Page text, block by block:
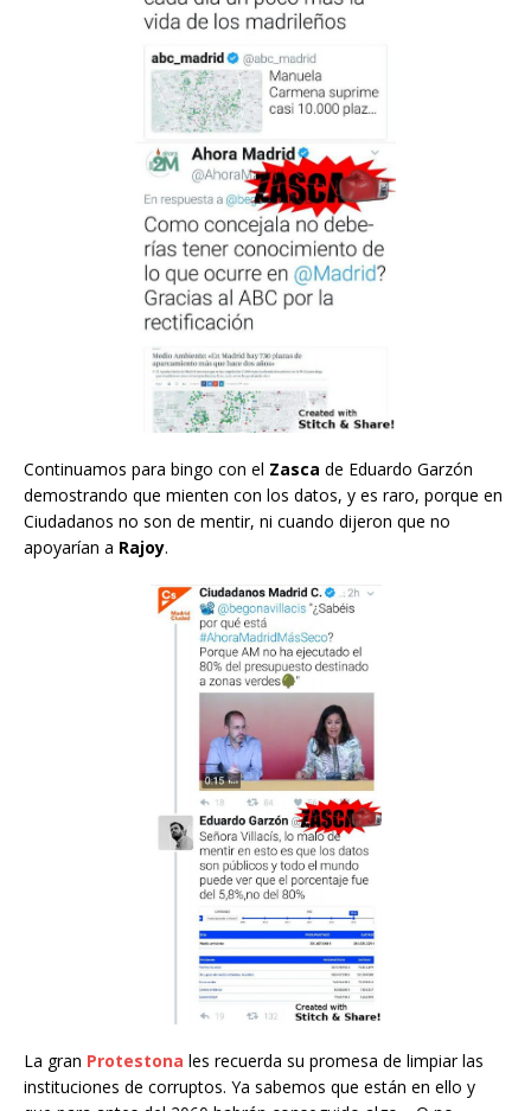
Continuamos para bingo con el Zasca de Eduardo Garzón
demostrando que mienten con los datos, y es raro, porque en
Ciudadanos no son de mentir, ni cuando dijeron que no
apoyarían a Rajoy.
La gran Protestona les recuerda su promesa de limpiar las
instituciones de corruptos. Ya sabemos que están en ello y